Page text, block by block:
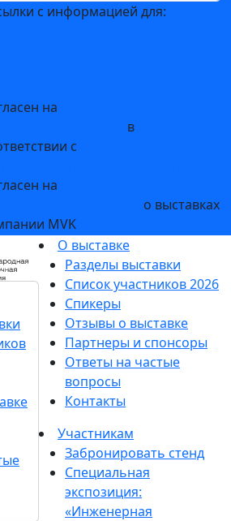
с информацией для:
на
в
с
на
о выставках
MVK
О выставке
Разделы выставки
Список участников 2026
Спикеры
Отзывы о выставке
Партнеры и спонсоры
Ответы на частые
вопросы
Контакты
Участникам
Забронировать стенд
Специальная
экспозиция:
«Инженерная